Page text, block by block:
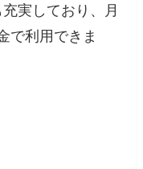
実しており、月
で利用できま